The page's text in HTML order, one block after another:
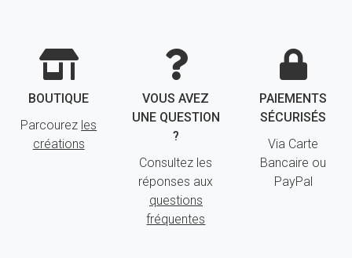
BOUTIQUE
Parcourez les
créations
VOUS AVEZ
UNE QUESTION
?
Consultez les
réponses aux
questions
fréquentes
PAIEMENTS
SÉCURISÉS
Via Carte
Bancaire ou
PayPal